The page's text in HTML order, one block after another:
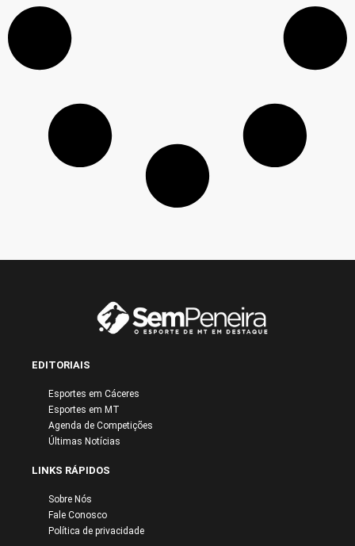
EDITORIAIS
Esportes em Cáceres
Esportes em MT
Agenda de Competições
Últimas Notícias
LINKS RÁPIDOS
Sobre Nós
Fale Conosco
Política de privacidade